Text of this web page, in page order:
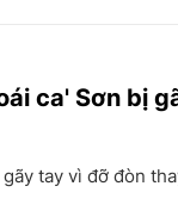
ca' Sơn bị
tay vì đỡ đòn